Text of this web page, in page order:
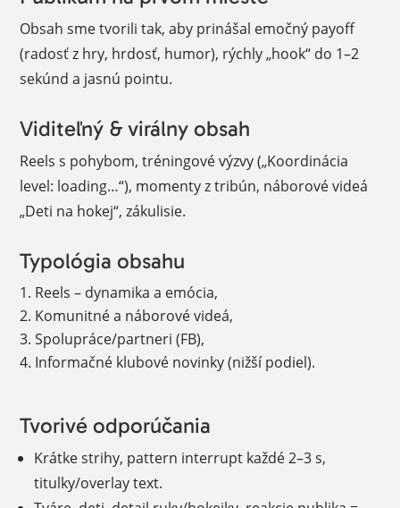
Obsah sme tvorili tak, aby prinášal emočný payoff
(radosť z hry, hrdosť, humor), rýchly „hook“ do 1–2
sekúnd a jasnú pointu.
Viditeľný & virálny obsah
Reels s pohybom, tréningové výzvy („Koordinácia
level: loading…“), momenty z tribún, náborové videá
„Deti na hokej“, zákulisie.
Typológia obsahu
Reels – dynamika a emócia,
Komunitné a náborové videá,
Spolupráce/partneri (FB),
Informačné klubové novinky (nižší podiel).
Tvorivé odporúčania
Krátke strihy, pattern interrupt každé 2–3 s,
titulky/overlay text.